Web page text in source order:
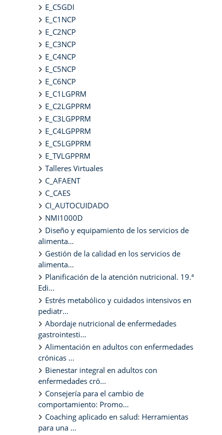
E_C5GDI
E_C1NCP
E_C2NCP
E_C3NCP
E_C4NCP
E_C5NCP
E_C6NCP
E_C1LGPRM
E_C2LGPPRM
E_C3LGPPRM
E_C4LGPPRM
E_C5LGPPRM
E_TVLGPPRM
Talleres Virtuales
C_AFAENT
C_CAES
CI_AUTOCUIDADO
NMI1000D
Diseño y equipamiento de los servicios de
alimenta...
Gestión de la calidad en los servicios de
alimenta...
Planificación de la atención nutricional. 19.ª
Edi...
Estrés metabólico y cuidados intensivos en
pediatr...
Abordaje nutricional de enfermedades
gastrointesti...
Alimentación en adultos con enfermedades
crónicas ...
Bienestar integral en adultos con
enfermedades cró...
Consejería para el cambio de
comportamiento: Promo...
Coaching aplicado en salud: Herramientas
para una ...